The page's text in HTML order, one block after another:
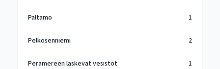
Paltamo 1
Pelkosenniemi 2
Perämereen laskevat vesistöt 1